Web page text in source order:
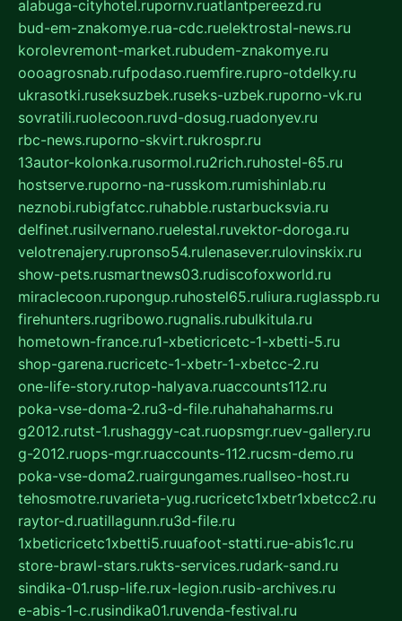
alabuga-cityhotel.rupornv.ruatlantpereezd.ru
bud-em-znakomye.rua-cdc.ruelektrostal-news.ru
korolevremont-market.rubudem-znakomye.ru
oooagrosnab.rufpodaso.ruemfire.rupro-otdelky.ru
ukrasotki.ruseksuzbek.ruseks-uzbek.ruporno-vk.ru
sovratili.ruolecoon.ruvd-dosug.ruadonyev.ru
rbc-news.ruporno-skvirt.rukrospr.ru
13autor-kolonka.rusormol.ru2rich.ruhostel-65.ru
hostserve.ruporno-na-russkom.rumishinlab.ru
neznobi.rubigfatcc.ruhabble.rustarbucksvia.ru
delfinet.rusilvernano.ruelestal.ruvektor-doroga.ru
velotrenajery.rupronso54.rulenasever.rulovinskix.ru
show-pets.rusmartnews03.rudiscofoxworld.ru
miraclecoon.rupongup.ruhostel65.ruliura.ruglasspb.ru
firehunters.rugribowo.rugnalis.rubulkitula.ru
hometown-france.ru1-xbeticricetc-1-xbetti-5.ru
shop-garena.rucricetc-1-xbetr-1-xbetcc-2.ru
one-life-story.rutop-halyava.ruaccounts112.ru
poka-vse-doma-2.ru3-d-file.ruhahahaharms.ru
g2012.rutst-1.rushaggy-cat.ruopsmgr.ruev-gallery.ru
g-2012.ruops-mgr.ruaccounts-112.rucsm-demo.ru
poka-vse-doma2.ruairgungames.ruallseo-host.ru
tehosmotre.ruvarieta-yug.rucricetc1xbetr1xbetcc2.ru
raytor-d.ruatillagunn.ru3d-file.ru
1xbeticricetc1xbetti5.ruuafoot-statti.rue-abis1c.ru
store-brawl-stars.rukts-services.rudark-sand.ru
sindika-01.rusp-life.rux-legion.rusib-archives.ru
e-abis-1-c.rusindika01.ruvenda-festival.ru